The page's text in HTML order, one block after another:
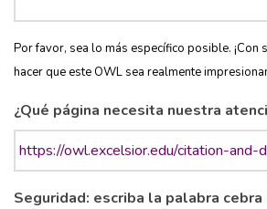
Por favor, sea lo más específico posible. ¡Con
hacer que este OWL sea realmente
¿Qué página necesita nuestra
Seguridad: escriba la palabra cebra